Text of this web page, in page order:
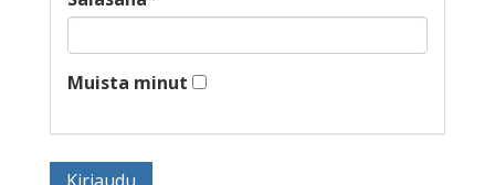
Muista minut